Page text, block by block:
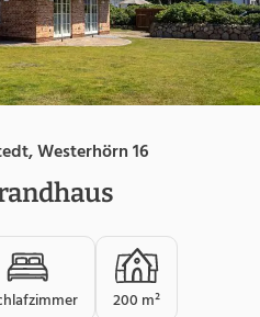
Westerhörn 16
200 m²